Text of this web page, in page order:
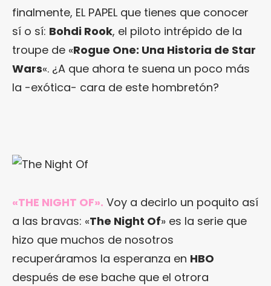
finalmente, EL PAPEL que tienes que conocer
sí o sí: Bohdi Rook, el piloto intrépido de la
troupe de «Rogue One: Una Historia de Star
Wars«. ¿A que ahora te suena un poco más
la -exótica- cara de este hombretón?
«THE NIGHT OF». Voy a decirlo un poquito así
a las bravas: «The Night Of» es la serie que
hizo que muchos de nosotros
recuperáramos la esperanza en HBO
después de ese bache que el otrora